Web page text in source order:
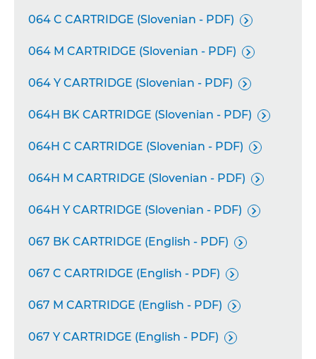
064 C CARTRIDGE (Slovenian - PDF) 
064 M CARTRIDGE (Slovenian - PDF) 
064 Y CARTRIDGE (Slovenian - PDF) 
064H BK CARTRIDGE (Slovenian - PDF) 
064H C CARTRIDGE (Slovenian - PDF) 
064H M CARTRIDGE (Slovenian - PDF) 
064H Y CARTRIDGE (Slovenian - PDF) 
067 BK CARTRIDGE (English - PDF) 
067 C CARTRIDGE (English - PDF) 
067 M CARTRIDGE (English - PDF) 
067 Y CARTRIDGE (English - PDF) 